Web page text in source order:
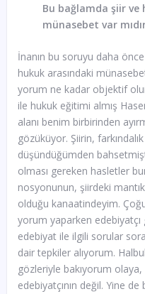
Bu bağlamda şiir ve
münasebet var
İnanın bu soruyu daha
hukuk arasındaki
yorum ne kadar objektif
ile hukuk eğitimi almış
alanı benim birbirinden
gözüküyor. Şiirin,
düşündüğümden
olması gereken hasletler
nosyonunun, şiirdeki
olduğu kanaatindeyim.
yorum yaparken edebiyatçı
edebiyat ile ilgili sorular
dair tepkiler alıyorum.
gözleriyle bakıyorum
edebiyatçının değil. Yine